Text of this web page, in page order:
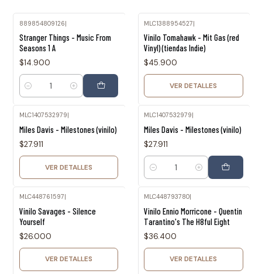
889854809126|
Stranger Things - Music From
Seasons 1 A
$14.900
Cantidad
MLC1388954527|
Vinilo Tomahawk - Mit Gas (red
Vinyl) (tiendas Indie)
$45.900
VER DETALLES
MLC1407532979
Miles Davis - Milestones (vinilo)
$27.911
VER DETALLES
MLC1407532979
Miles Davis - Milestones (vinilo)
$27.911
Cantidad
MLC448761597|
Vinilo Savages - Silence
Yourself
$26.000
VER DETALLES
MLC448793780|
Vinilo Ennio Morricone - Quentin
Tarantino's The H8ful Eight
$36.400
VER DETALLES